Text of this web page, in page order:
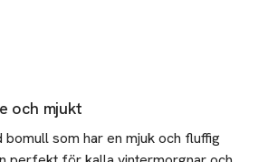
och mjukt
bomull som har en mjuk och fluffig